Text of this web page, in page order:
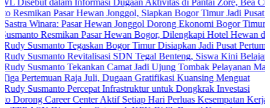
Pasar Hewan Jonggol, Siapkan Bogor Timur Jadi Pusat
Pasar Hewan Jonggol Dorong Ekonomi Bogor Timur
Pasar Hewan Bogor, Dilengkapi Hotel Hewan dan
Tegaskan Bogor Timur Disiapkan Jadi Pusat Pertumbuhan
Revitalisasi SDN Tegal Benteng, Siswa Kini Belajar Lebih
Tekankan Camat Jadi Ujung Tombak Pelayanan Masyarakat
Raja Juli, Dugaan Gratifikasi Kuansing Menguat
Percepat Infrastruktur untuk Dongkrak Investasi
Center Aktif Setiap Hari Perluas Kesempatan Kerja